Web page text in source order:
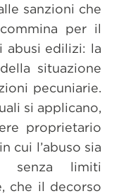
sanzioni che
per il
abusi edilizi: la
situazione
pecuniarie.
si applicano,
proprietario
cui l’abuso sia
senza limiti
che il decorso